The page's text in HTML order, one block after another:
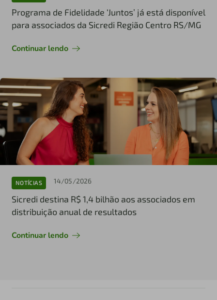
Programa de Fidelidade ‘Juntos’ já está disponível
para associados da Sicredi Região Centro RS/MG
Continuar lendo
NOTÍCIAS 14/05/2026
Sicredi destina R$ 1,4 bilhão aos associados em
distribuição anual de resultados
Continuar lendo